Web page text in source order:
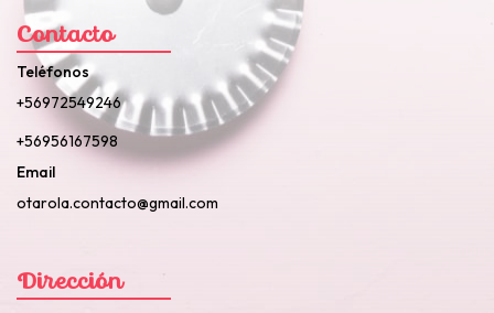
Contacto
Teléfonos
+56972549246
+56956167598
Email
otarola.contacto@gmail.com
Dirección